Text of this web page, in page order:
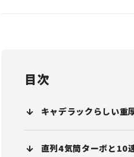
目次
キャデラックらしい重
直列4気筒ターボと10